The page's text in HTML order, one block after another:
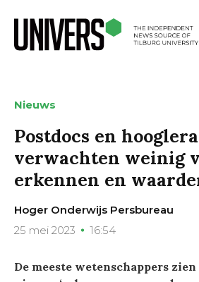
Nieuws
Postdocs en
verwachten weinig
erkennen en
Hoger Onderwijs Persbureau
25 mei 2023
16:54
De meeste wetenschappers